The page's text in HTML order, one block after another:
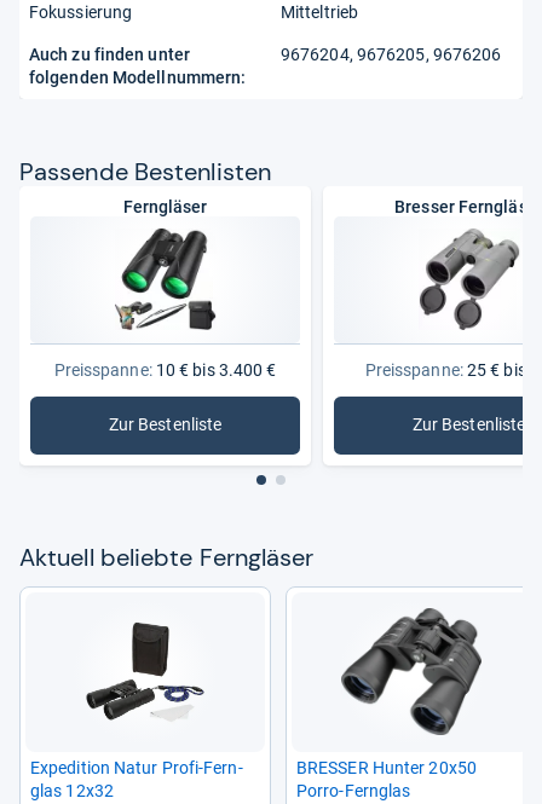
Fokussierung Mitteltrieb
Auch zu finden unter
folgenden Modellnummern:
9676204, 9676205, 9676206
Pas­sende Bes­ten­lis­ten
Ferngläser
Preisspanne:10 € bis 3.400 €
Zur Bestenliste
: Ferngläser
Bresser Ferngläser
Preisspanne:25 € bis
Zur Bestenliste
: Bresser
Aktu­ell beliebte Fernglä­ser
Expe­di­tion Natur Profi-​Fern­
glas 12x32
BRES­SER Hun­ter 20x50
Porro-​Fern­glas